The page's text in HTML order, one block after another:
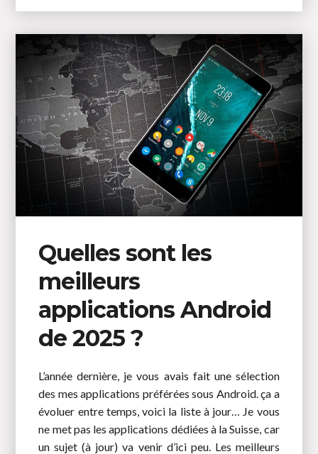
Quelles sont les
meilleurs
applications Android
de 2025 ?
L’année dernière, je vous avais fait une sélection
des mes applications préférées sous Android. ça a
évoluer entre temps, voici la liste à jour… Je vous
ne met pas les applications dédiées à la Suisse, car
un sujet (à jour) va venir d’ici peu. Les meilleurs